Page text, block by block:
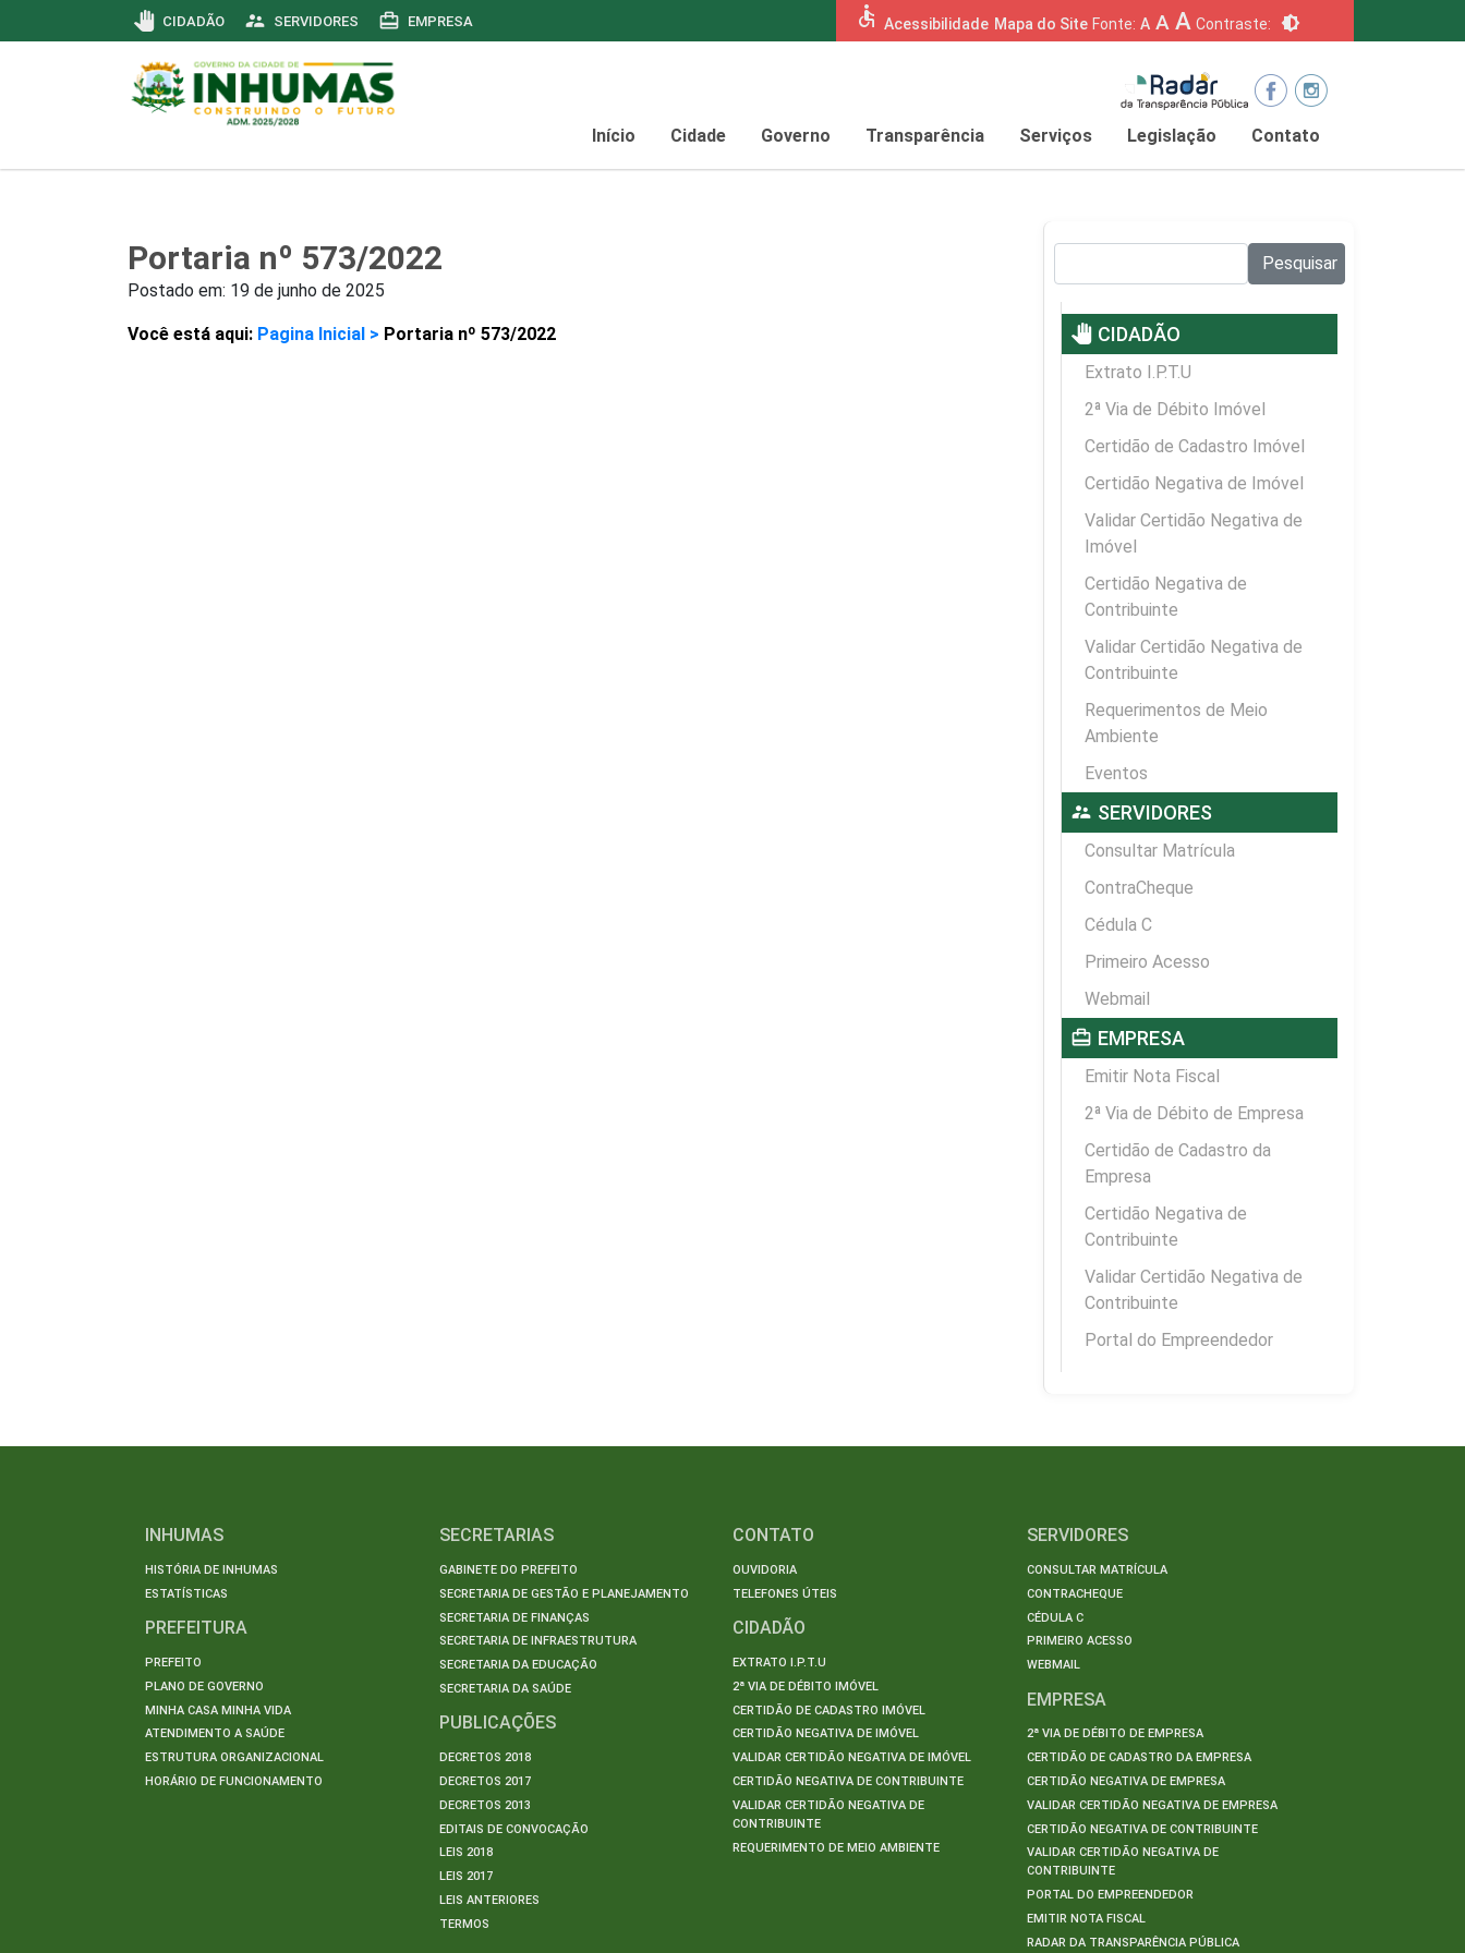
pan_tool CIDADÃO supervisor_account SERVIDORES card_travel EMPRESA accessible Acessibilidade Mapa do Site Fonte: A A A Contraste: brightness_6
Início Cidade Governo Transparência Serviços Legislação Contato
Portaria nº 573/2022
Postado em: 19 de junho de 2025
Você está aqui: Pagina Inicial > Portaria nº 573/2022
Pesquisar
pan_tool CIDADÃO
Extrato I.P.T.U
2ª Via de Débito Imóvel
Certidão de Cadastro Imóvel
Certidão Negativa de Imóvel
Validar Certidão Negativa de
Imóvel
Certidão Negativa de
Contribuinte
Validar Certidão Negativa de
Contribuinte
Requerimentos de Meio
Ambiente
Eventos
supervisor_account SERVIDORES
Consultar Matrícula
ContraCheque
Cédula C
Primeiro Acesso
Webmail
card_travel EMPRESA
Emitir Nota Fiscal
2ª Via de Débito de Empresa
Certidão de Cadastro da
Empresa
Certidão Negativa de
Contribuinte
Validar Certidão Negativa de
Contribuinte
Portal do Empreendedor
INHUMAS
HISTÓRIA DE INHUMAS
ESTATÍSTICAS
PREFEITURA
PREFEITO
PLANO DE GOVERNO
MINHA CASA MINHA VIDA
ATENDIMENTO A SAÚDE
ESTRUTURA ORGANIZACIONAL
HORÁRIO DE FUNCIONAMENTO
SECRETARIAS
GABINETE DO PREFEITO
SECRETARIA DE GESTÃO E PLANEJAMENTO
SECRETARIA DE FINANÇAS
SECRETARIA DE INFRAESTRUTURA
SECRETARIA DA EDUCAÇÃO
SECRETARIA DA SAÚDE
PUBLICAÇÕES
DECRETOS 2018
DECRETOS 2017
DECRETOS 2013
EDITAIS DE CONVOCAÇÃO
LEIS 2018
LEIS 2017
LEIS ANTERIORES
TERMOS
CONTATO
OUVIDORIA
TELEFONES ÚTEIS
CIDADÃO
EXTRATO I.P.T.U
2ª VIA DE DÉBITO IMÓVEL
CERTIDÃO DE CADASTRO IMÓVEL
CERTIDÃO NEGATIVA DE IMÓVEL
VALIDAR CERTIDÃO NEGATIVA DE IMÓVEL
CERTIDÃO NEGATIVA DE CONTRIBUINTE
VALIDAR CERTIDÃO NEGATIVA DE
CONTRIBUINTE
REQUERIMENTO DE MEIO AMBIENTE
SERVIDORES
CONSULTAR MATRÍCULA
CONTRACHEQUE
CÉDULA C
PRIMEIRO ACESSO
WEBMAIL
EMPRESA
2ª VIA DE DÉBITO DE EMPRESA
CERTIDÃO DE CADASTRO DA EMPRESA
CERTIDÃO NEGATIVA DE EMPRESA
VALIDAR CERTIDÃO NEGATIVA DE EMPRESA
CERTIDÃO NEGATIVA DE CONTRIBUINTE
VALIDAR CERTIDÃO NEGATIVA DE
CONTRIBUINTE
PORTAL DO EMPREENDEDOR
EMITIR NOTA FISCAL
RADAR DA TRANSPARÊNCIA PÚBLICA